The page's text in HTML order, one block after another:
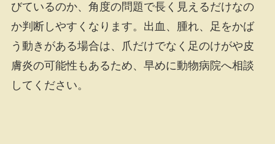
びているのか、角度の問題で長く見えるだけなの
か判断しやすくなります。出血、腫れ、足をかば
う動きがある場合は、爪だけでなく足のけがや皮
膚炎の可能性もあるため、早めに動物病院へ相談
してください。